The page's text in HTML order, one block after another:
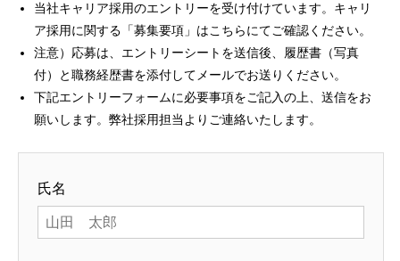
当社キャリア採用のエントリーを受け付けています。キャリ
ア採用に関する「募集要項」はこちらにてご確認ください。
注意）応募は、エントリーシートを送信後、履歴書（写真
付）と職務経歴書を添付してメールでお送りください。
下記エントリーフォームに必要事項をご記入の上、送信をお
願いします。弊社採用担当よりご連絡いたします。
氏名